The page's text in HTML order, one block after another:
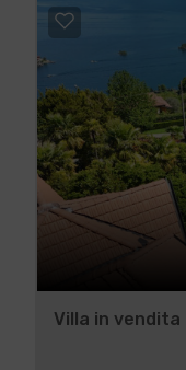
Villa in vendita